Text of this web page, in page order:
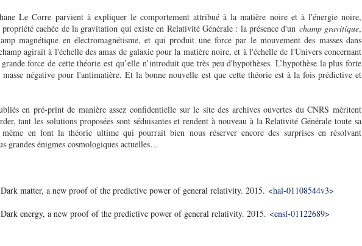
Le Corre parvient à expliquer le comportement attribué à la matière noire et à l'énergie noire,
cachée de la gravitation qui existe en Relativité Générale : la présence d'un champ gravitique,
magnétique en électromagnétisme, et qui produit une force par le mouvement des masses dans
agirait à l'échelle des amas de galaxie pour la matière noire, et à l'échelle de l'Univers concernant
force de cette théorie est qu’elle n’introduit que très peu d'hypothèses. L’hypothèse la plus forte
masse négative pour l'antimatière. Et la bonne nouvelle est que cette théorie est à la fois prédictive et
en pré-print de manière assez confidentielle sur le site des archives ouvertes du CNRS méritent
tant les solutions proposées sont séduisantes et rendent à nouveau à la Relativité Générale toute sa
même en font la théorie ultime qui pourrait bien nous réserver encore des surprises en résolvant
grandes énigmes cosmologiques actuelles…
matter, a new proof of the predictive power of general relativity. 2015. <hal-01108544v3>
energy, a new proof of the predictive power of general relativity. 2015. <ensl-01122689>